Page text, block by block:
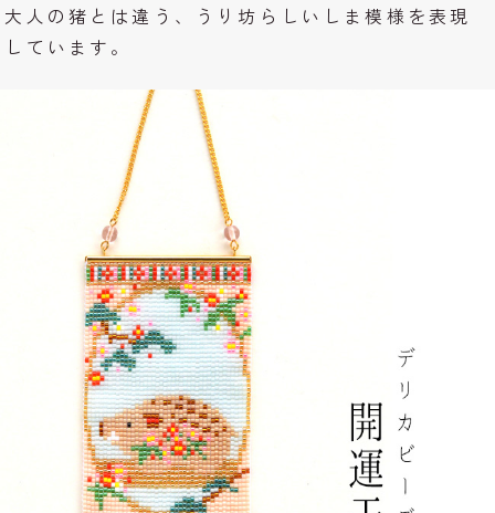
大人の猪とは違う、うり坊らしいしま模様を表現
しています。